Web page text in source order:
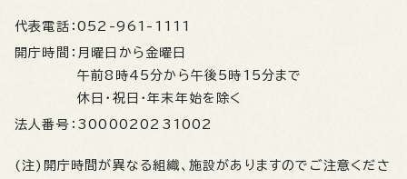
代表電話： 052-961-1111
開庁時間： 月曜日から金曜日
午前8時45分から午後5時15分まで
休日・祝日・年末年始を除く
法人番号： 3000020231002
(注)開庁時間が異なる組織、施設がありますのでご注意くださ